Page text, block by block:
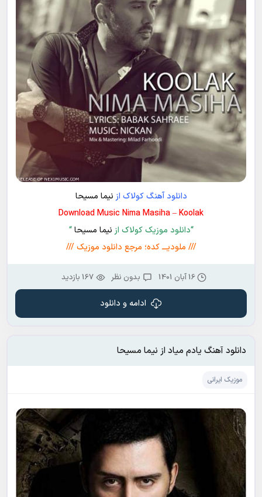
دانلود آهنگ کولاک از نیما مسیحا
Download Music Nima Masiha – Koolak
“دانلود موزیک کولاک از نیما مسیحا“
/// ملودیـــ کده؛ مرجع دانلود موزیک ///
16 آبان 1401 بدون نظر 167 بازدید
ادامه و دانلود
دانلود آهنگ یادم میاد از نیما مسیحا
موزیک ایرانی